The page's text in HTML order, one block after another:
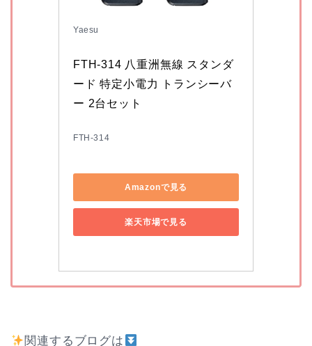
Yaesu
FTH-314 八重洲無線 スタンダ
ード 特定小電力 トランシーバ
ー 2台セット
FTH-314
Amazonで見る
楽天市場で見る
関連するブログは